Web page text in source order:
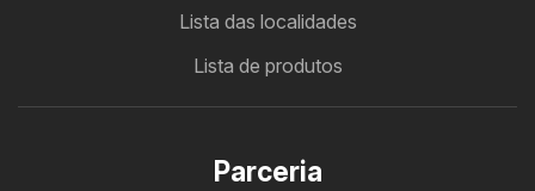
Lista das localidades
Lista de produtos
Parceria